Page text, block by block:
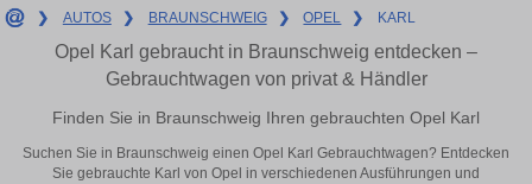
❯ AUTOS ❯ BRAUNSCHWEIG ❯ OPEL ❯ KARL
Opel Karl gebraucht in Braunschweig entdecken –
Gebrauchtwagen von privat & Händler
Finden Sie in Braunschweig Ihren gebrauchten Opel Karl
Suchen Sie in Braunschweig einen Opel Karl Gebrauchtwagen? Entdecken
Sie gebrauchte Karl von Opel in verschiedenen Ausführungen und